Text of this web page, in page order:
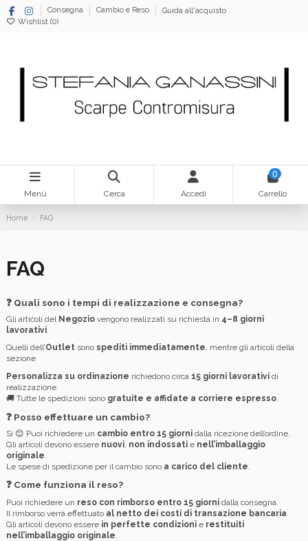
Consegna Cambio e Reso
Guida all'acquisto
Wishlist (0)
Menù Cerca Accedi
0
Carrello
Home FAQ
FAQ
❓ Quali sono i tempi di realizzazione e consegna?
Gli articoli del Negozio vengono realizzati su richiesta in 4–8 giorni
lavorativi
Quelli dell’Outlet sono spediti immediatamente, mentre gli articoli della
sezione
Personalizza su ordinazione richiedono circa 15 giorni lavorativi di
realizzazione.
🚚 Tutte le spedizioni sono gratuite e affidate a corriere espresso.
❓ Posso effettuare un cambio?
Sì 😊 Puoi richiedere un cambio entro 15 giorni dalla ricezione dell’ordine.
Gli articoli devono essere nuovi non indossati e nell’imballaggio
originale
Le spese di spedizione per il cambio sono a carico del cliente
❓ Come funziona il reso?
Puoi richiedere un reso con rimborso entro 15 giorni dalla consegna.
Il rimborso verrà effettuato al netto dei costi di transazione bancaria
Gli articoli devono essere in perfette condizioni e restituiti
nell’imballaggio originale